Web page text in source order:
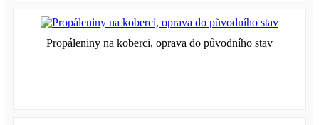
Propáleniny na koberci, oprava do původního stav